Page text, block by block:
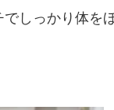
しっかり体を